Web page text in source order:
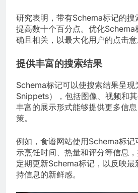
研究表明，带有Schema标记的搜
提高数十个百分点。优化
确且相关，以最大化用户的点击意
提供丰富的搜索结果
Schema标记可以使搜索结果呈
Snippets），包括图像、视频和
丰富的展示形式能够提供更多信
策。
例如，食谱网站使用Schema标记
示烹饪时间、热量和评分等信息
定期更新Schema标记，以反映最
持信息的新鲜感。